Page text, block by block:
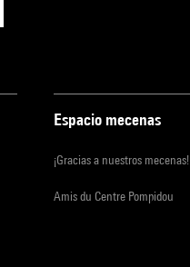
Espacio mecenas
¡Gracias a nuestros mecenas!
Amis du Centre Pompidou